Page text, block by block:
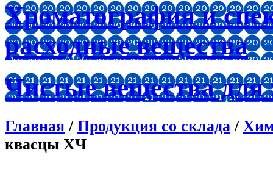
Хроматография и
расходные вещества
Чистые вещества для
Главная / Продукция со склада /
квасцы ХЧ